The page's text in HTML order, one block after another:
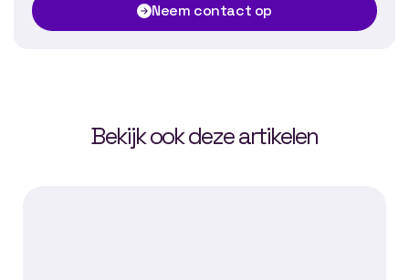
Neem contact op
Bekijk ook deze artikelen